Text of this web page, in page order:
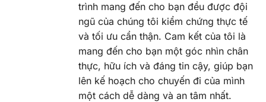
trình mang đến cho bạn đều được đội
ngũ của chúng tôi kiểm chứng thực tế
và tối ưu cẩn thận. Cam kết của tôi là
mang đến cho bạn một góc nhìn chân
thực, hữu ích và đáng tin cậy, giúp bạn
lên kế hoạch cho chuyến đi của mình
một cách dễ dàng và an tâm nhất.